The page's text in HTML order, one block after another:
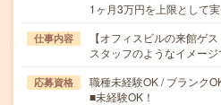
1ヶ月3万円を上限として
仕事内容
【オフィスビルの来館ゲ
スタッフのようなイメー
応募資格
職種未経験OK / ブランク
■未経験OK！